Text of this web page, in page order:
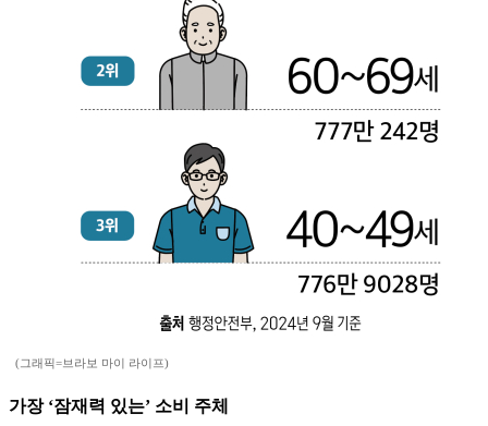
(그래픽=브라보 마이 라이프)
가장 ‘잠재력 있는’ 소비 주체